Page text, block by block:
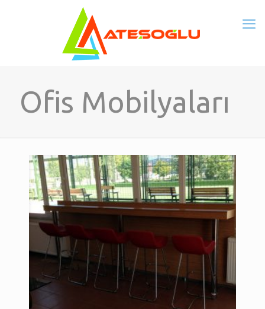
Ofis Mobilyaları